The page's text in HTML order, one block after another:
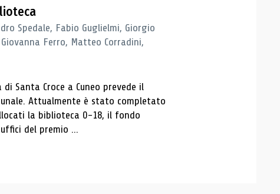
Spedale, Fabio Guglielmi, Giorgio
Ferro, Matteo Corradini,
Santa Croce a Cuneo prevede il
Attualmente è stato completato
la biblioteca 0-18, il fondo
del premio ...